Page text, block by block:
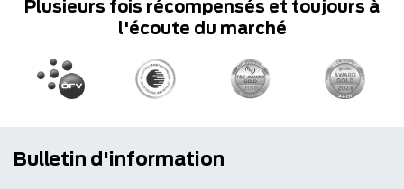
Plusieurs fois récompensés et toujours à
l'écoute du marché
Bulletin d'information